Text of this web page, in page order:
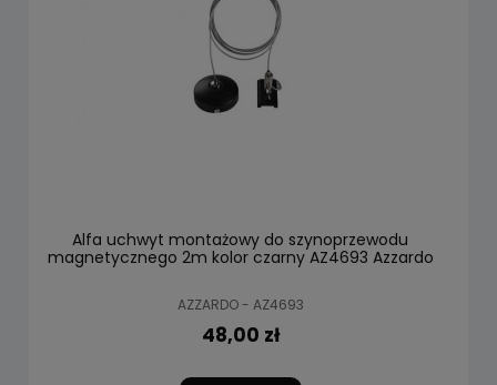
Alfa uchwyt montażowy do szynoprzewodu
magnetycznego 2m kolor czarny AZ4693 Azzardo
AZZARDO - AZ4693
48,00 zł